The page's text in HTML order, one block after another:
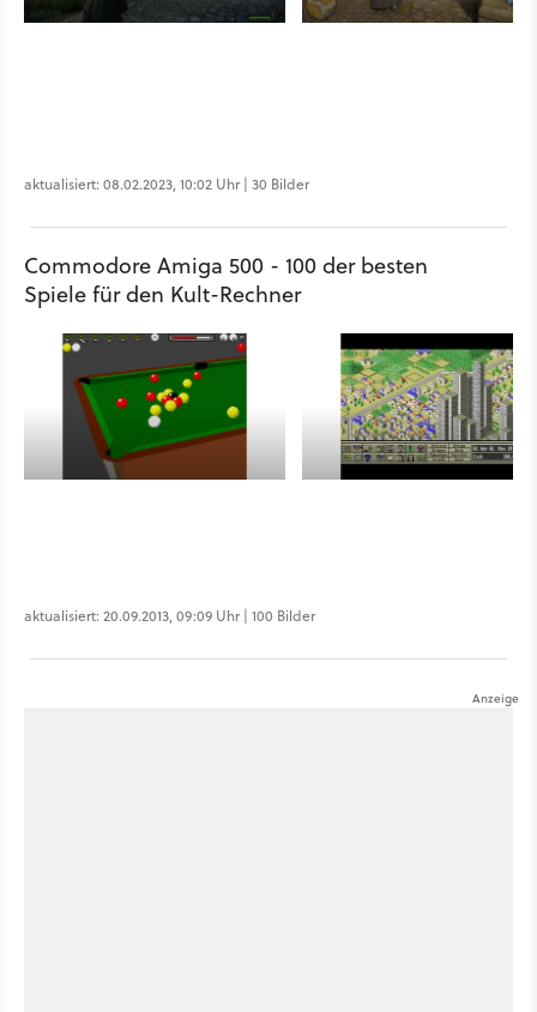
aktualisiert: 08.02.2023, 10:02 Uhr | 30 Bilder
Commodore Amiga 500 - 100 der besten
Spiele für den Kult-Rechner
aktualisiert: 20.09.2013, 09:09 Uhr | 100 Bilder